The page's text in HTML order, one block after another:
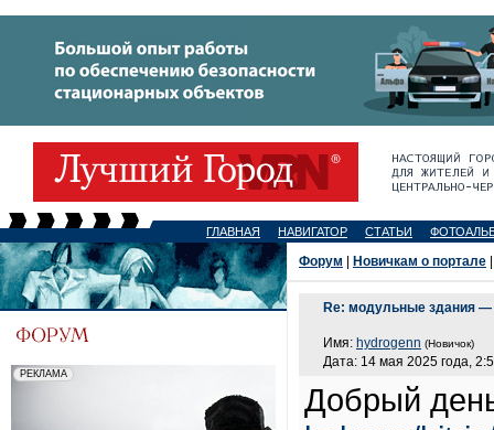
ГЛАВНАЯ НАВИГАТОР СТАТЬИ
Форум Новичкам о портале
Re: модульные здания —
Имя: hydrogenn (Новичок)
Дата: 14 мая 2025 года,
Добрый